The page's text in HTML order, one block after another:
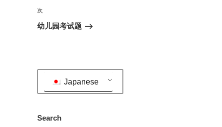
ビ
ゲ
稿
次
の
次
幼儿园考试题
Japanese
Search